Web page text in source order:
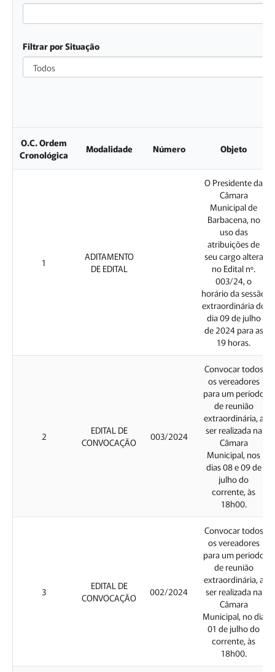
Filtrar por Situação
Todos
O.C. Ordem
Cronológica
Modalidade Número Objeto
1
ADITAMENTO
DE EDITAL
O Presidente da
Câmara
Municipal de
Barbacena, no
uso das
atribuições de
seu cargo altera
no Edital nº.
003/24, o
horário da sessão
extraordinária do
dia 09 de julho
de 2024 para as
19 horas.
2
EDITAL DE
CONVOCAÇÃO
003/2024
Convocar todos
os vereadores
para um período
de reunião
extraordinária, a
ser realizada na
Câmara
Municipal, nos
dias 08 e 09 de
julho do
corrente, às
18h00.
3
EDITAL DE
CONVOCAÇÃO
002/2024
Convocar todos
os vereadores
para um período
de reunião
extraordinária, a
ser realizada na
Câmara
Municipal, no dia
01 de julho do
corrente, às
18h00.